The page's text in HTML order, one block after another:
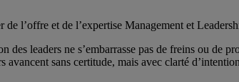
de l’offre et de l’expertise Management et
des leaders ne s’embarrasse pas de freins ou de
avancent sans certitude, mais avec clarté